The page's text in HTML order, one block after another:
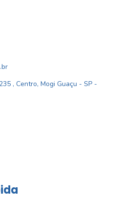
, Centro, Mogi Guaçu - SP -